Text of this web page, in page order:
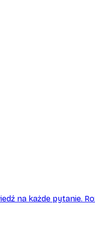
na każde pytanie.